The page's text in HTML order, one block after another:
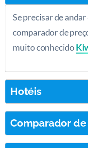
Se precisar de
comparador de
muito conhecido
Hotéis
Comparador